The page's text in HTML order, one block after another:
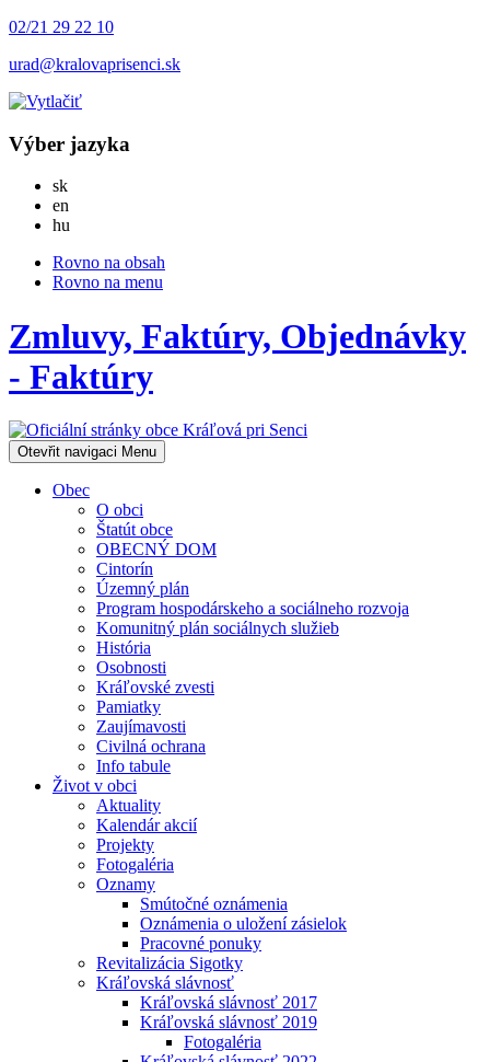
02/21 29 22 10
urad@kralovaprisenci.sk
Výber jazyka
skSlovensky
en
hu
Rovno na obsah
Rovno na menu
Zmluvy, Faktúry, Objednávky
- Faktúry
Otevřit navigaci Menu
Obec
O obci
Štatút obce
OBECNÝ DOM
Cintorín
Územný plán
Program hospodárskeho a sociálneho rozvoja
Komunitný plán sociálnych služieb
História
Osobnosti
Kráľovské zvesti
Pamiatky
Zaujímavosti
Civilná ochrana
Info tabule
Život v obci
Aktuality
Kalendár akcií
Projekty
Fotogaléria
Oznamy
Smútočné oznámenia
Oznámenia o uložení zásielok
Pracovné ponuky
Revitalizácia Sigotky
Kráľovská slávnosť
Kráľovská slávnosť 2017
Kráľovská slávnosť 2019
Fotogaléria